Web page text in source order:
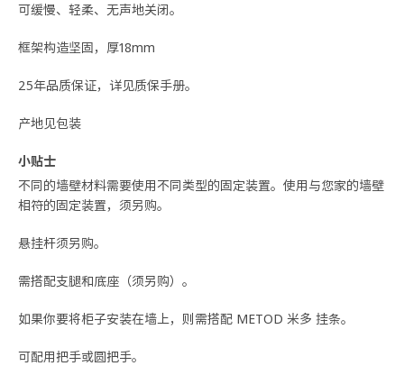
可缓慢、轻柔、无声地关闭。
框架构造坚固，厚18mm
25年品质保证，详见质保手册。
产地见包装
小贴士
不同的墙壁材料需要使用不同类型的固定装置。使用与您家的墙壁
相符的固定装置，须另购。
悬挂杆须另购。
需搭配支腿和底座（须另购）。
如果你要将柜子安装在墙上，则需搭配 METOD 米多 挂条。
可配用把手或圆把手。